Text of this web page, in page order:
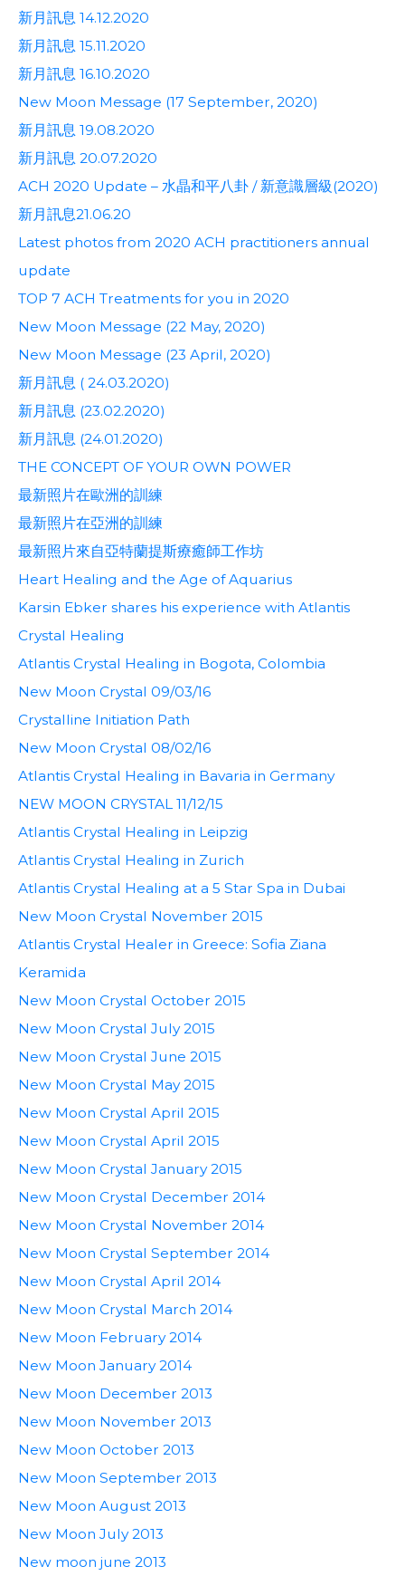
新月訊息 14.12.2020
新月訊息 15.11.2020
新月訊息 16.10.2020
New Moon Message (17 September, 2020)
新月訊息 19.08.2020
新月訊息 20.07.2020
ACH 2020 Update – 水晶和平八卦 / 新意識層級(2020)
新月訊息21.06.20
Latest photos from 2020 ACH practitioners annual
update
TOP 7 ACH Treatments for you in 2020
New Moon Message (22 May, 2020)
New Moon Message (23 April, 2020)
新月訊息 ( 24.03.2020)
新月訊息 (23.02.2020)
新月訊息 (24.01.2020)
THE CONCEPT OF YOUR OWN POWER
最新照片在歐洲的訓練
最新照片在亞洲的訓練
最新照片來自亞特蘭提斯療癒師工作坊
Heart Healing and the Age of Aquarius
Karsin Ebker shares his experience with Atlantis
Crystal Healing
Atlantis Crystal Healing in Bogota, Colombia
New Moon Crystal 09/03/16
Crystalline Initiation Path
New Moon Crystal 08/02/16
Atlantis Crystal Healing in Bavaria in Germany
NEW MOON CRYSTAL 11/12/15
Atlantis Crystal Healing in Leipzig
Atlantis Crystal Healing in Zurich
Atlantis Crystal Healing at a 5 Star Spa in Dubai
New Moon Crystal November 2015
Atlantis Crystal Healer in Greece: Sofia Ziana
Keramida
New Moon Crystal October 2015
New Moon Crystal July 2015
New Moon Crystal June 2015
New Moon Crystal May 2015
New Moon Crystal April 2015
New Moon Crystal April 2015
New Moon Crystal January 2015
New Moon Crystal December 2014
New Moon Crystal November 2014
New Moon Crystal September 2014
New Moon Crystal April 2014
New Moon Crystal March 2014
New Moon February 2014
New Moon January 2014
New Moon December 2013
New Moon November 2013
New Moon October 2013
New Moon September 2013
New Moon August 2013
New Moon July 2013
New moon june 2013